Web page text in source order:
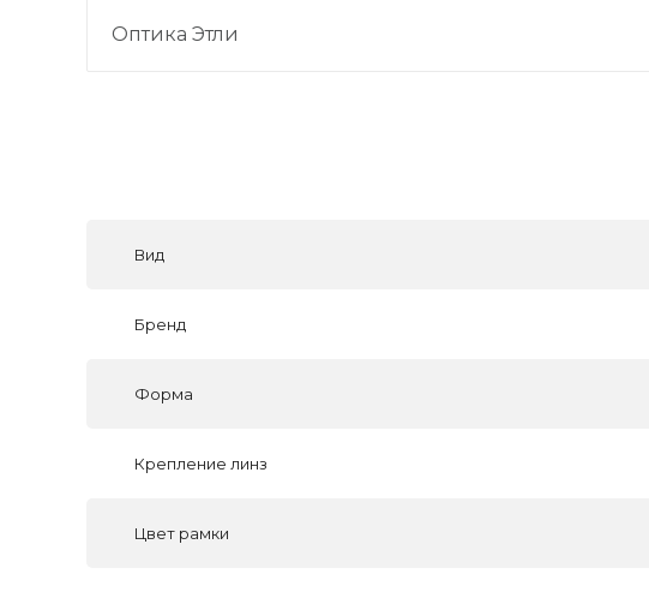
Оптика Этли
Вид
Бренд
Форма
Крепление линз
Цвет рамки